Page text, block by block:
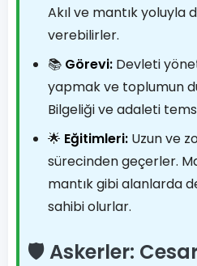
Akıl ve mantık yoluyla
verebilirler.
📚 Görevi: Devleti
yapmak ve toplumun
Bilgeliği ve adaleti
🌟 Eğitimleri: Uzun ve
sürecinden geçerler.
mantık gibi alanlarda
sahibi olurlar.
🛡️ Askerler: